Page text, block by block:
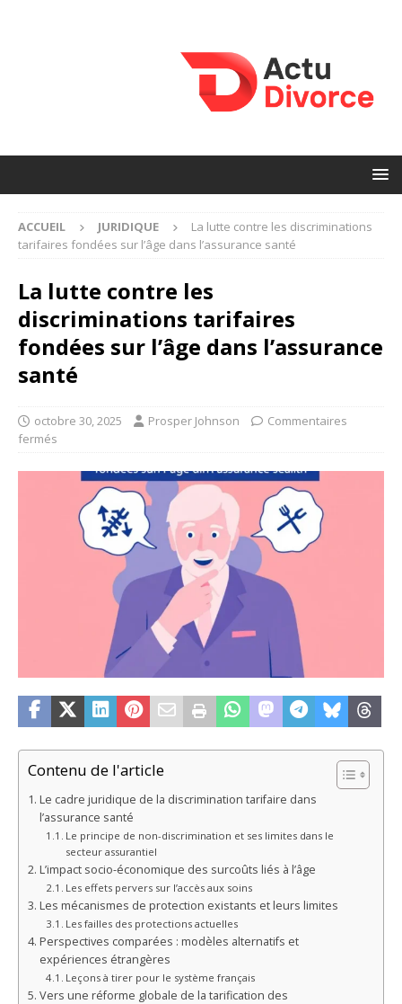
ACCUEIL JURIDIQUE
La lutte contre les discriminations
tarifaires fondées sur l’âge dans l’assurance santé
La lutte contre les
discriminations tarifaires
fondées sur l’âge dans l’assurance
santé
octobre 30, 2025 Prosper Johnson
Commentaires
fermés
Contenu de l'article
Le cadre juridique de la discrimination tarifaire dans
l’assurance santé
Le principe de non-discrimination et ses limites dans le
secteur assurantiel
L’impact socio-économique des surcoûts liés à l’âge
Les effets pervers sur l’accès aux soins
Les mécanismes de protection existants et leurs limites
Les failles des protections actuelles
Perspectives comparées : modèles alternatifs et
expériences étrangères
Leçons à tirer pour le système français
Vers une réforme globale de la tarification des